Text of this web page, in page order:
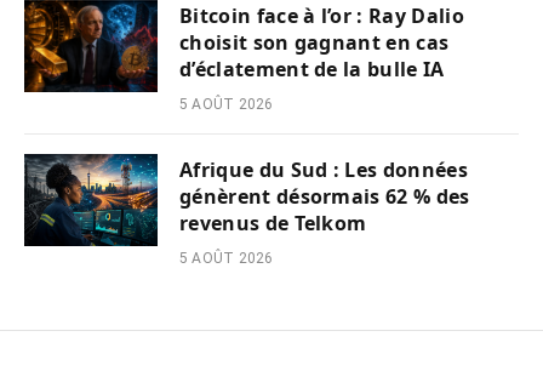
Bitcoin face à l’or : Ray Dalio
choisit son gagnant en cas
d’éclatement de la bulle IA
5 AOÛT 2026
Afrique du Sud : Les données
génèrent désormais 62 % des
revenus de Telkom
5 AOÛT 2026